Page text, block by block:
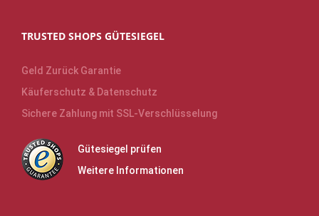
TRUSTED SHOPS GÜTESIEGEL
Geld Zurück Garantie
Käuferschutz & Datenschutz
Sichere Zahlung mit SSL-Verschlüsselung
Gütesiegel prüfen
Weitere Informationen